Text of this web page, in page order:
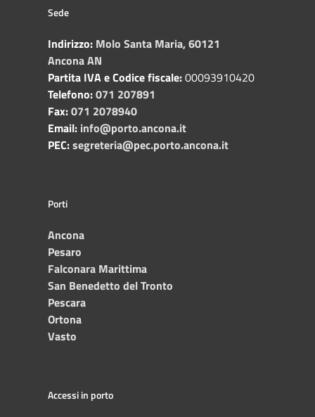
Sede
Indirizzo: Molo Santa Maria, 60121
Ancona AN
Partita IVA e Codice fiscale:00093910420
Telefono:071 207891
Fax:071 2078940
Email: info@porto.ancona.it
PEC:segreteria@pec.porto.ancona.it
Porti
Ancona
Pesaro
Falconara Marittima
San Benedetto del Tronto
Pescara
Ortona
Vasto
Accessi in porto